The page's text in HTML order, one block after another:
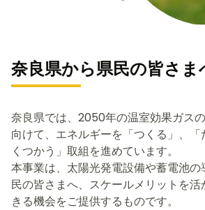
奈良県から県民の皆さま
奈良県では、2050年の温室効果ガス
向けて、エネルギーを「つくる」、「
くつかう」取組を進めています。
本事業は、太陽光発電設備や蓄電池
民の皆さまへ、スケールメリットを
きる機会をご提供するものです。